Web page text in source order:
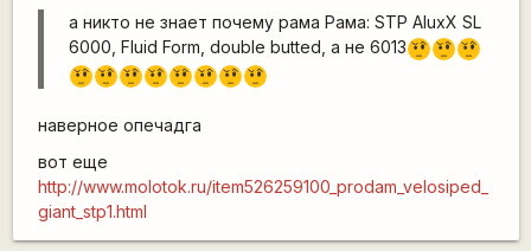
а никто не знает почему рама Рама: STP AluxX SL
6000, Fluid Form, double butted, а не 6013?????????
????????????????????????
наверное опечадга
вот еще
http://www.molotok.ru/item526259100_prodam_velosiped_
giant_stp1.html